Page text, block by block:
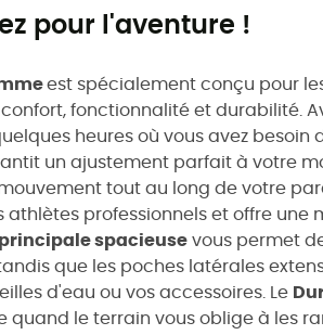
pour l'aventure !
est spécialement conçu pour
fonctionnalité et durabilité.
heures où vous avez besoin
un ajustement parfait à votre
tout au long de votre
professionnels et offre une
spacieuse vous permet
que les poches latérales
d'eau ou vos accessoires. Le
quand le terrain vous oblige à les